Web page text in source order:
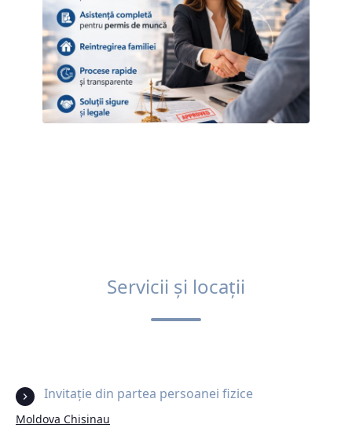
Servicii și locații
Invitație din partea persoanei fizice
Moldova Chisinau